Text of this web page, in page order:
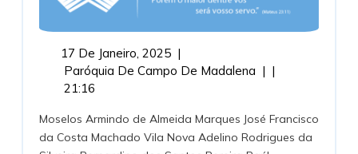
17 De Janeiro, 202517
De
|
Paróquia De Campo De MadalenaComissões
–
2025
| |
21:16
Moselos Armindo de Almeida Marques José Francisco
da Costa Machado Vila Nova Adelino Rodrigues da